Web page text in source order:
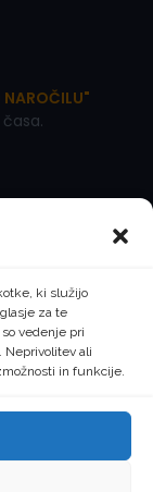
ki služijo
za te
vedenje pri
ali
in funkcije.
NAROČILU"
in
Vse